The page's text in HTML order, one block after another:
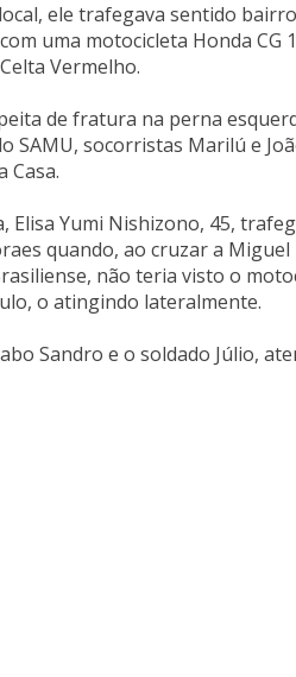
ele trafegava sentido
uma motocicleta Honda CG
Vermelho.
de fratura na perna
SAMU, socorristas Marilú e
Casa.
Elisa Yumi Nishizono, 45,
quando, ao cruzar a
não teria visto o
o atingindo lateralmente.
Sandro e o soldado Júlio,